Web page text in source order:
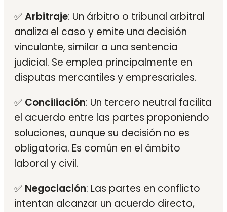
✅Arbitraje: Un árbitro o tribunal arbitral
analiza el caso y emite una decisión
vinculante, similar a una sentencia
judicial. Se emplea principalmente en
disputas mercantiles y empresariales.
✅ Conciliación: Un tercero neutral facilita
el acuerdo entre las partes proponiendo
soluciones, aunque su decisión no es
obligatoria. Es común en el ámbito
laboral y civil.
✅ Negociación: Las partes en conflicto
intentan alcanzar un acuerdo directo,